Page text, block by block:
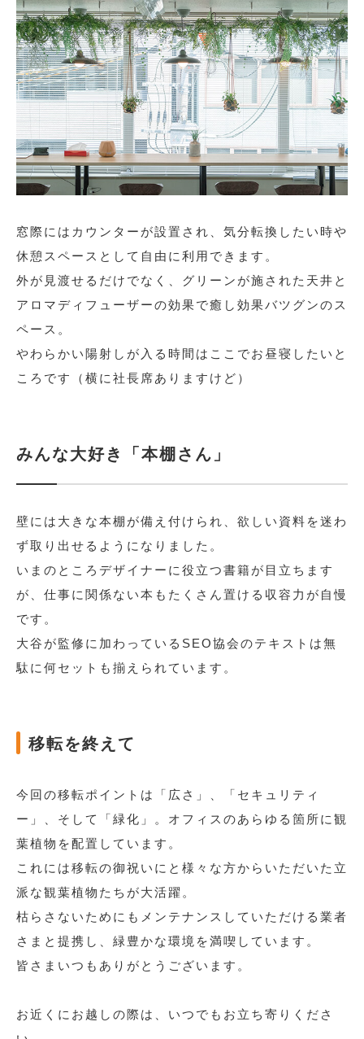
窓際にはカウンターが設置され、気分転換したい時や
休憩スペースとして自由に利用できます。
外が見渡せるだけでなく、グリーンが施された天井と
アロマディフューザーの効果で癒し効果バツグンのス
ペース。
やわらかい陽射しが入る時間はここでお昼寝したいと
ころです（横に社長席ありますけど）
みんな大好き「本棚さん」
壁には大きな本棚が備え付けられ、欲しい資料を迷わ
ず取り出せるようになりました。
いまのところデザイナーに役立つ書籍が目立ちます
が、仕事に関係ない本もたくさん置ける収容力が自慢
です。
大谷が監修に加わっているSEO協会のテキストは無
駄に何セットも揃えられています。
移転を終えて
今回の移転ポイントは「広さ」、「セキュリティ
ー」、そして「緑化」。オフィスのあらゆる箇所に観
葉植物を配置しています。
これには移転の御祝いにと様々な方からいただいた立
派な観葉植物たちが大活躍。
枯らさないためにもメンテナンスしていただける業者
さまと提携し、緑豊かな環境を満喫しています。
皆さまいつもありがとうございます。
お近くにお越しの際は、いつでもお立ち寄りくださ